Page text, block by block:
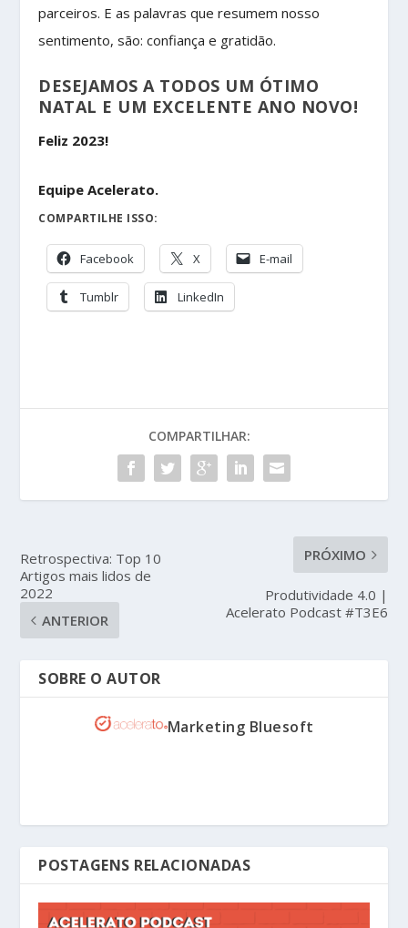
parceiros. E as palavras que resumem nosso
sentimento, são: confiança e gratidão.
DESEJAMOS A TODOS UM ÓTIMO
NATAL E UM EXCELENTE ANO NOVO!
Feliz 2023!
Equipe Acelerato.
COMPARTILHE ISSO:
Facebook X E-mail
Tumblr LinkedIn
COMPARTILHAR:
Retrospectiva: Top 10
Artigos mais lidos de
2022
ANTERIOR
PRÓXIMO
Produtividade 4.0 |
Acelerato Podcast #T3E6
SOBRE O AUTOR
Marketing Bluesoft
POSTAGENS RELACIONADAS